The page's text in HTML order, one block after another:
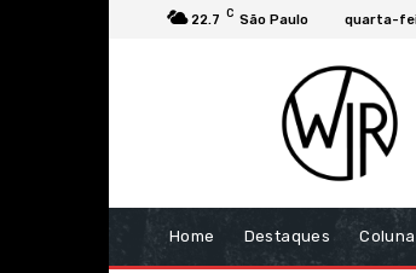
22.7 C São Paulo quarta-
Home Destaques